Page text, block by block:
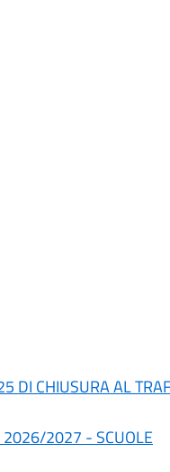
DI CHIUSURA AL
2026/2027 - SCUOLE